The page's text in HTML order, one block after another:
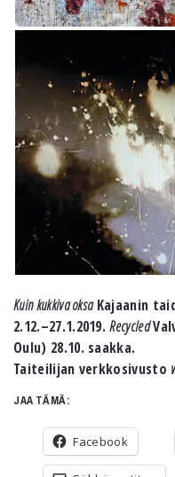
Kuin kukkiva oksaKajaanin
2.12.–27.1.2019.Recycled
Oulu) 28.10. saakka.
Taiteilijan verkkosivusto
JAA TÄMÄ:
Facebook